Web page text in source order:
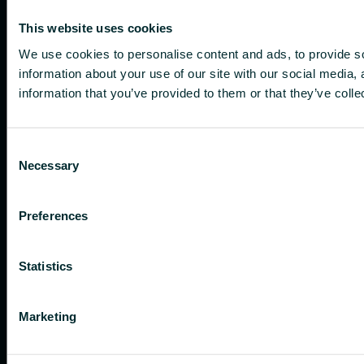
This website uses cookies
We use cookies to personalise content and ads, to provide
information about your use of our site with our social
information that you’ve provided to them or that they’ve
Selection
Necessary
Preferences
Statistics
Marketing